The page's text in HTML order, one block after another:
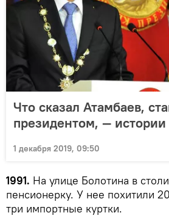
Что сказал Атамбаев,
президентом, — истории
1 декабря 2019, 09:50
1991. На улице Болотина в
пенсионерку. У нее похитили
три импортные куртки.